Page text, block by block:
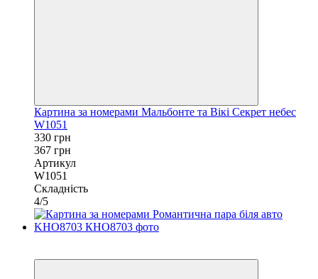
Картина за номерами Мальбонте та Вікі Секрет небес
W1051
330 грн
367 грн
Артикул
W1051
Складність
4/5